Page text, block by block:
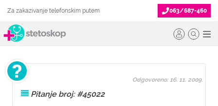
Za zakazivanje telefonskim putem 063/687-460
Pitanje broj: #45022
Odgovoreno: 16. 11. 2009.